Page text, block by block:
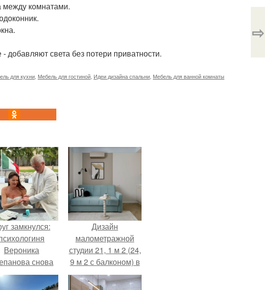
между комнатами.
добавляют света без потери приватности.
для кухни Мебель для гостиной Идеи дизайна спальни Мебель для ванной комнаты
⇨
замкнулся:
Вероника
снова
замуж за
Дизайн
малометражной
студии 21, 1 м 2 (24,
9 м 2 с балконом) в
Краснодаре.